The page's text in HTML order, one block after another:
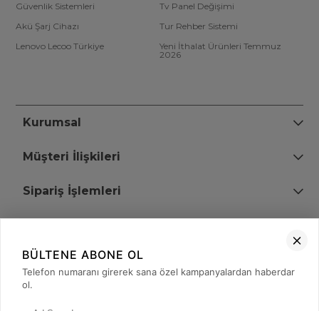
Güvenlik Sistemleri
Tv Panel Değişimi
Akü Şarj Cihazı
Tur Rehber Sistemi
Lenovo Lecoo Türkiye
Yeni İthalat Ürünleri Temmuz
2026
Kurumsal
Müşteri İlişkileri
Sipariş İşlemleri
+90 (850) 473 08 08
BÜLTENE ABONE OL
Telefon numaranı girerek sana özel kampanyalardan haberdar
ol.